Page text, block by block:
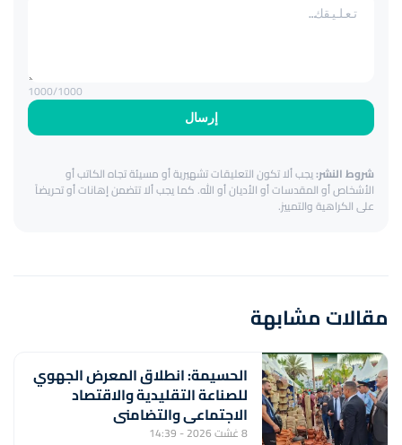
إرسال
1000/1000
شروط النشر:يجب ألا تكون التعليقات تشهيرية أو مسيئة تجاه الكاتب أو
الأشخاص أو المقدسات أو الأديان أو الله. كما يجب ألا تتضمن إهانات أو تحريضاً
على الكراهية والتمييز.
مقالات مشابهة
الحسيمة: انطلاق المعرض الجهوي
للصناعة التقليدية والاقتصاد
الاجتماعي والتضامني
8 غشت 2026 - 14:39